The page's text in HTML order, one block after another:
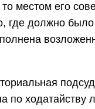
то местом его
где должно
по ходатайству